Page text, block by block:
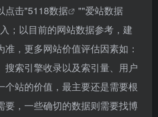
点击"5118数据 ""爱站数据
；以目前的网站数据参考，建
，更多网站价值评估因素如：
搜索引擎收录以及索引量、用户
个站的价值，最主要还是需要根
要，一些确切的数据则需要找博